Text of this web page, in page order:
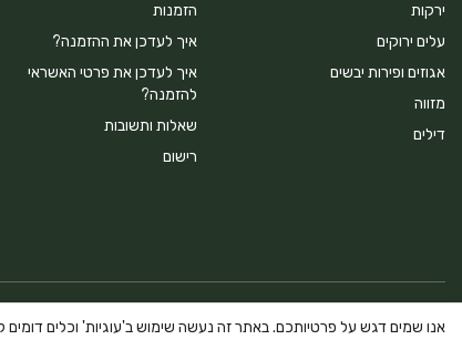
ירקות
עלים ירוקים
אגוזים ופירות יבשים
מזווה
דילים
הזמנות
איך לעדכן את ההזמנה?
איך לעדכן את פרטי האשראי
להזמנה?
שאלות ותשובות
רישום
אנו שמים דגש על פרטיותכם. באתר זה נעשה שימוש ב'עוגיות' וכלים דומים